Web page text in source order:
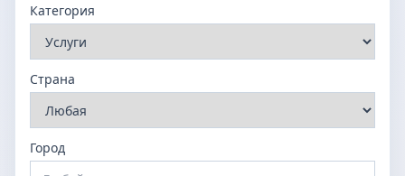
Категория
Страна
Город